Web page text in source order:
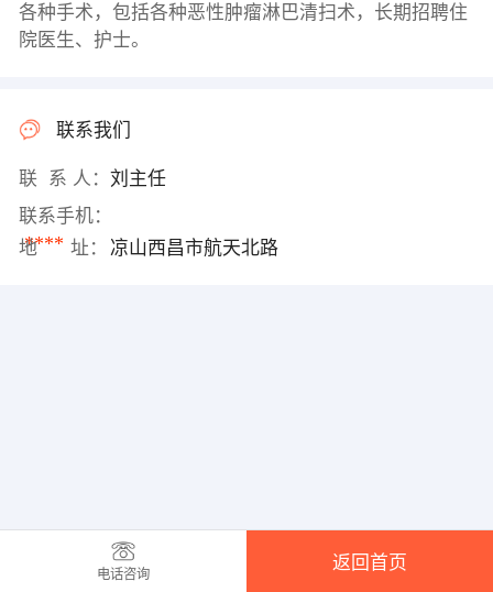
各种手术，包括各种恶性肿瘤淋巴清扫术，长期招聘住
院医生、护士。
联系我们
联 系 人： 刘主任
联系手机：
****
地 址： 凉山西昌市航天北路
电话咨询
返回首页